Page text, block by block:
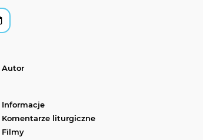
Autor
Informacje
Komentarze liturgiczne
Filmy